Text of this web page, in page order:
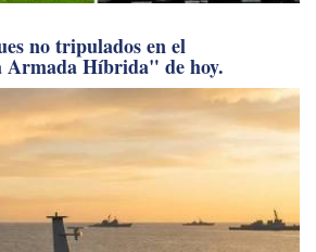
no tripulados en el
Armada Híbrida" de hoy.